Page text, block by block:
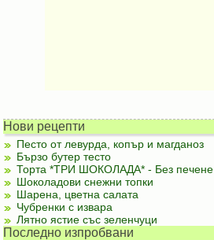
Нови рецепти
Песто от левурда, копър и магданоз
Бързо бутер тесто
Торта *ТРИ ШОКОЛАДА* - Без печене
Шоколадови снежни топки
Шарена, цветна салата
Чубренки с извара
Лятно ястие със зеленчуци
Последно изпробвани